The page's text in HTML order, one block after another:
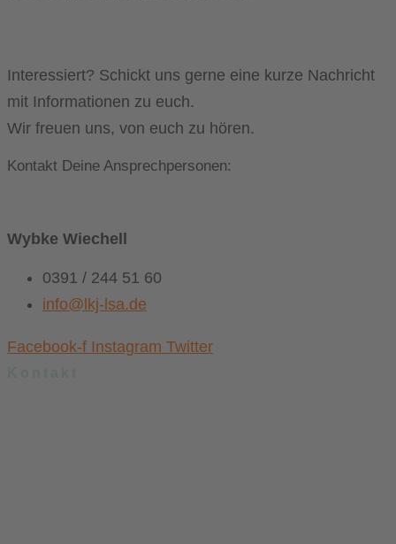
Interessiert? Schickt uns gerne eine kurze Nachricht
mit Informationen zu euch.
Wir freuen uns, von euch zu hören.
Kontakt Deine Ansprechpersonen:
Wybke Wiechell
0391 / 244 51 60
info@lkj-lsa.de
Facebook-f Instagram Twitter